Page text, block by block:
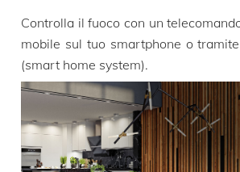
Controlla il fuoco con un
mobile sul tuo smartphone o
(smart home system).